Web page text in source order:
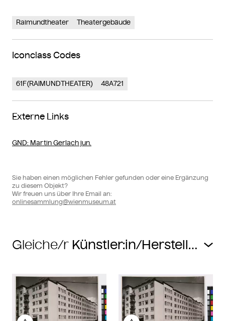
Raimundtheater Theatergebäude
Iconclass Codes
61F(RAIMUNDTHEATER) 48A721
Externe Links
GND: Martin Gerlach jun.
Sie haben einen möglichen Fehler gefunden oder eine Ergänzung
zu diesem Objekt?
Wir freuen uns über Ihre Email an:
onlinesammlung@wienmuseum.at
Gleiche/r